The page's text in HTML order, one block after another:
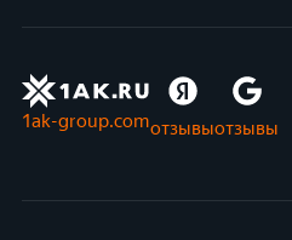
1ak-group.comотзывыотзывы